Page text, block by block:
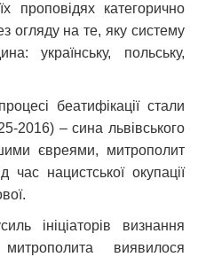
проповідях категорично
огляду на те, яку систему
українську, польську,
беатифікації стали
2016) – сина львівського
євреями, митрополит
час нацистської окупації
ініціаторів визнання
виявилося